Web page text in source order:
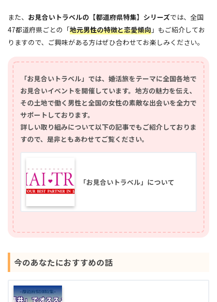
また、 お見合いトラベルの 【都道府県特集】 シリーズでは、全国
47都道府県ごとの「地元男性の特徴と恋愛傾向 」もご紹介してお
りますので、ご興味がある方はぜひ合わせてお楽しみください。
「お見合いトラベル」では、婚活旅をテーマに全国各地で
お見合いイベントを開催しています。地方の魅力を伝え、
その土地で働く男性と全国の女性の素敵な出会いを全力で
サポートしております。
詳しい取り組みについて以下の記事でもご紹介しておりま
すので、是非ともあわせてご覧ください。
「お見合いトラベル」について
今のあなたにおすすめの話